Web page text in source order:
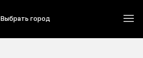
Выбрать город